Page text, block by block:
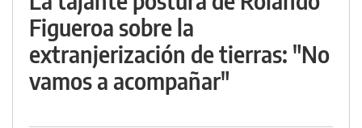
Figueroa sobre la
extranjerización de tierras: "No
vamos a acompañar"